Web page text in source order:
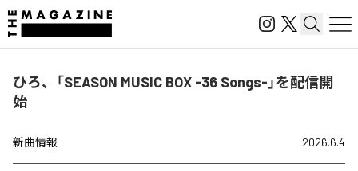
ひろ、「SEASON MUSIC BOX -36 Songs-」を配信開
始
新曲情報 2026.6.4